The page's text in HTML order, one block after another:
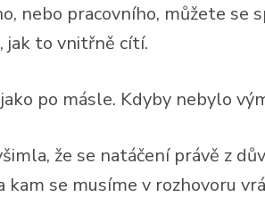
nebo pracovního, můžete
jak to vnitřně cítí.
po másle. Kdyby nebylo
že se natáčení právě z
kam se musíme v rozhovoru